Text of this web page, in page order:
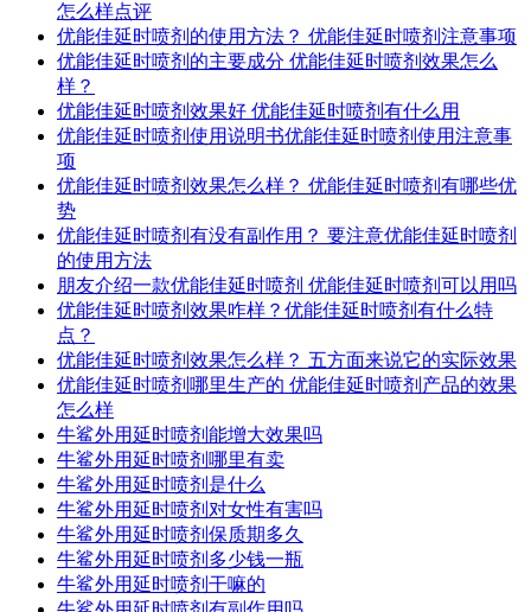
怎么样点评
优能佳延时喷剂的使用方法？ 优能佳延时喷剂注意事项
优能佳延时喷剂的主要成分 优能佳延时喷剂效果怎么
样？
优能佳延时喷剂效果好 优能佳延时喷剂有什么用
优能佳延时喷剂使用说明书优能佳延时喷剂使用注意事
项
优能佳延时喷剂效果怎么样？ 优能佳延时喷剂有哪些优
势
优能佳延时喷剂有没有副作用？ 要注意优能佳延时喷剂
的使用方法
朋友介绍一款优能佳延时喷剂 优能佳延时喷剂可以用吗
优能佳延时喷剂效果咋样？优能佳延时喷剂有什么特
点？
优能佳延时喷剂效果怎么样？ 五方面来说它的实际效果
优能佳延时喷剂哪里生产的 优能佳延时喷剂产品的效果
怎么样
牛鲨外用延时喷剂能增大效果吗
牛鲨外用延时喷剂哪里有卖
牛鲨外用延时喷剂是什么
牛鲨外用延时喷剂对女性有害吗
牛鲨外用延时喷剂保质期多久
牛鲨外用延时喷剂多少钱一瓶
牛鲨外用延时喷剂干嘛的